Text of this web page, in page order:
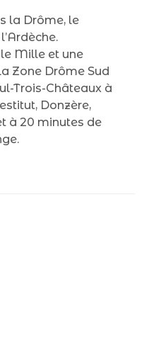
la Drôme, le
Mille et une
Zone Drôme Sud
Trois-Châteaux à
Donzère,
à 20 minutes de